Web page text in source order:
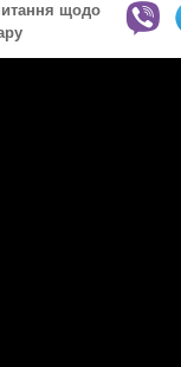
щодо